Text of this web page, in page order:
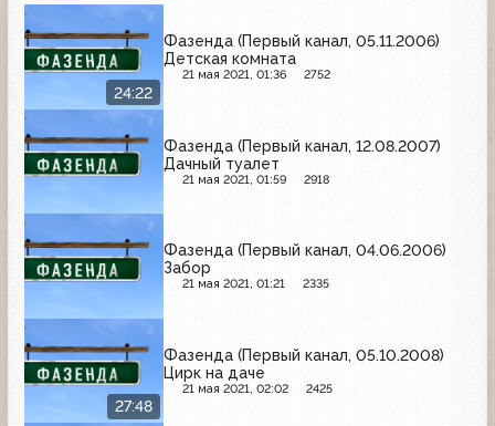
24:22
Фазенда (Первый канал, 05.11.2006)
Детская комната
21 мая 2021, 01:36 2752
Фазенда (Первый канал, 12.08.2007)
Дачный туалет
21 мая 2021, 01:59 2918
Фазенда (Первый канал, 04.06.2006)
Забор
21 мая 2021, 01:21 2335
27:48
Фазенда (Первый канал, 05.10.2008)
Цирк на даче
21 мая 2021, 02:02 2425